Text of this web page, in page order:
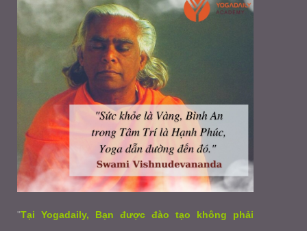
"Tại Yogadaily, Bạn được đào tạo không phải